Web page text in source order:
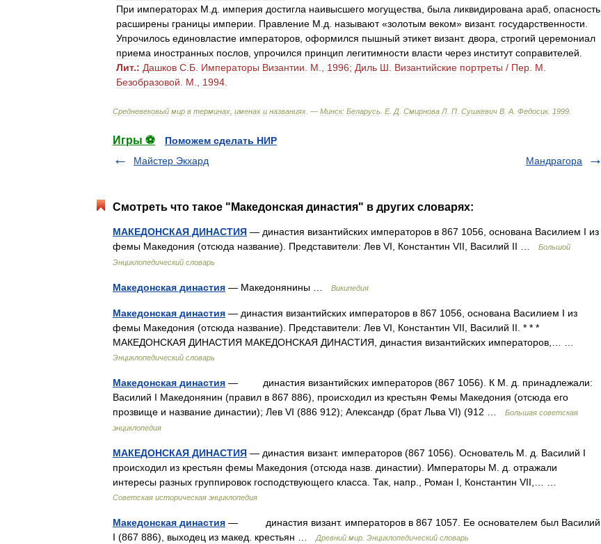
При императорах М д империя достигла наивысшего могущества была ликвидирована араб опасность
расширены границы империи Правление М д называют«золотым веком» визант. государственности
Упрочилось единовластие императоров оформился пышный этикет визант. двора строгий церемониал
приема иностранных послов упрочился принцип легитимности власти через институт соправителей
Лит.: Дашков С Б Императоры Византии М 1996; Диль Ш Византийские портреты / Пер М
Безобразовой
М 1994
Средневековый мир в терминах именах и названиях . — Минск: Беларусь Е. Д Смирнова Л П Сушкевич В А Федосик. 1999
Игры ⚽
Поможем сделать НИР
Майстер Экхард
Мандрагора
Смотреть что такое "Македонская династия" в других словарях:
МАКЕДОНСКАЯ ДИНАСТИЯ — династия византийских императоров в 867 1056, основана Василием I из
фемы Македония (отсюда название). Представители: Лев VI, Константин VII, Василий II …
Большой
Энциклопедический словарь
Македонская династия — Македонянины … Википедия
Македонская династия — династия византийских императоров в 867 1056, основана Василием I из
фемы Македония (отсюда название). Представители: Лев VI, Константин VII, Василий II. * * *
МАКЕДОНСКАЯ ДИНАСТИЯ МАКЕДОНСКАЯ ДИНАСТИЯ, династия византийских императоров,… …
Энциклопедический словарь
Македонская династия — династия византийских императоров (867 1056). К М. д. принадлежали:
Василий I Македонянин (правил в 867 886), происходил из крестьян Фемы Македония (отсюда его
прозвище и название династии); Лев VI (886 912); Александр (брат Льва VI) (912 …
Большая советская
энциклопедия
МАКЕДОНСКАЯ ДИНАСТИЯ — династия визант. императоров (867 1056). Основатель М. д. Василий I
происходил из крестьян фемы Македония (отсюда назв. династии). Императоры М. д. отражали
интересы разных группировок господствующего класса. Так, напр., Роман I, Константин VII,… …
Советская историческая энциклопедия
Македонская династия — династия визант. императоров в 867 1057. Ее основателем был Василий
I (867 886), выходец из макед. крестьян …
Древний мир. Энциклопедический словарь